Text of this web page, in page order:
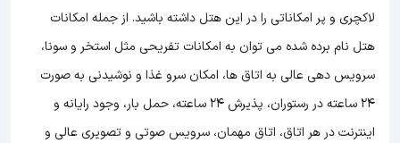
لاکچری و پر امکاناتی را در این هتل داشته باشید. از جمله امکانات
هتل نام برده شده می توان به امکانات تفریحی مثل استخر و سونا،
سرویس دهی عالی به اتاق ها، امکان سرو غذا و نوشیدنی به صورت
24 ساعته در رستوران، پذیرش 24 ساعته، حمل بار، وجود رایانه و
اینترنت در هر اتاق، اتاق مهمان، سرویس صوتی و تصویری عالی و